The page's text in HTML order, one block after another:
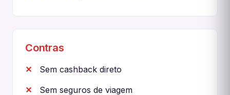
Contras
Sem cashback direto
Sem seguros de viagem